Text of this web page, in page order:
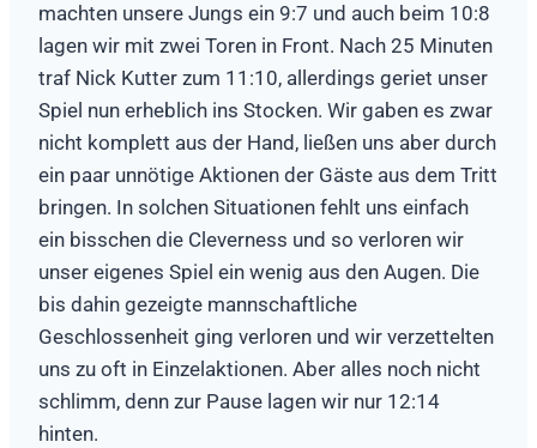
machten unsere Jungs ein 9:7 und auch beim 10:8
lagen wir mit zwei Toren in Front. Nach 25 Minuten
traf Nick Kutter zum 11:10, allerdings geriet unser
Spiel nun erheblich ins Stocken. Wir gaben es zwar
nicht komplett aus der Hand, ließen uns aber durch
ein paar unnötige Aktionen der Gäste aus dem Tritt
bringen. In solchen Situationen fehlt uns einfach
ein bisschen die Cleverness und so verloren wir
unser eigenes Spiel ein wenig aus den Augen. Die
bis dahin gezeigte mannschaftliche
Geschlossenheit ging verloren und wir verzettelten
uns zu oft in Einzelaktionen. Aber alles noch nicht
schlimm, denn zur Pause lagen wir nur 12:14
hinten.